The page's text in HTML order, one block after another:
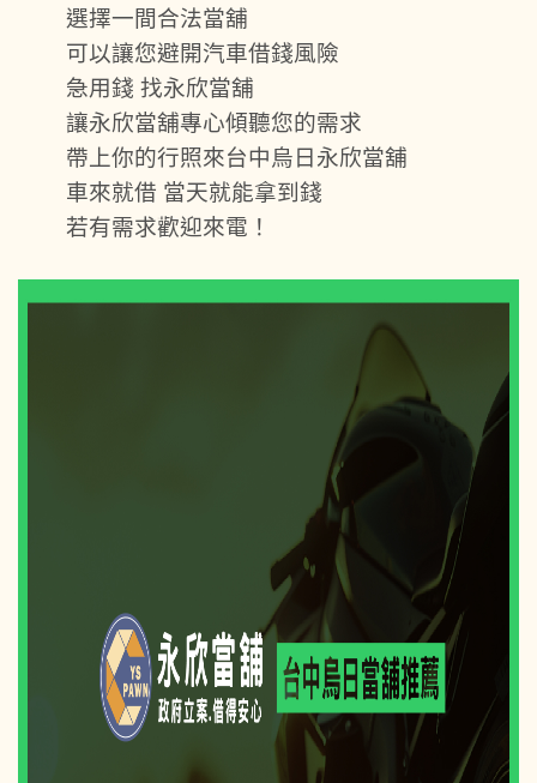
選擇一間合法當舖
可以讓您避開汽車借錢風險
急用錢 找永欣當舖
讓永欣當舖專心傾聽您的需求
帶上你的行照來台中烏日永欣當舖
車來就借 當天就能拿到錢
若有需求歡迎來電！